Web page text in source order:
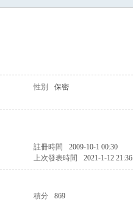
性別 保密
註冊時間 2009-10-1 00:30
上次發表時間 2021-1-12 21:36
積分 869